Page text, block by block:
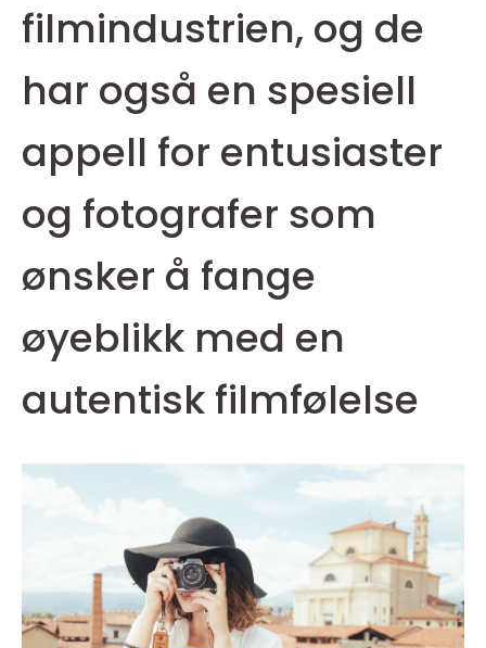
filmindustrien, og de
har også en spesiell
appell for entusiaster
og fotografer som
ønsker å fange
øyeblikk med en
autentisk filmfølelse